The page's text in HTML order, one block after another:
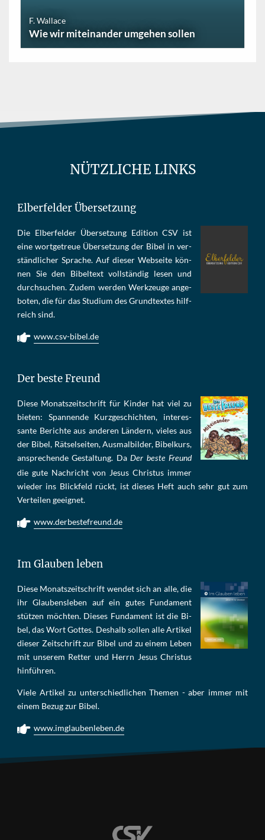
F. Wallace
Wie wir miteinander umgehen sollen
NÜTZLICHE LINKS
Elberfelder Übersetzung
Die Elber­fel­der Über­set­zung Edi­tion CSV ist
eine wort­ge­treue Über­set­zung der Bi­bel in ver­
ständ­li­cher Spra­che. Auf die­ser Web­sei­te kön­
nen Sie den Bi­bel­text voll­stän­dig le­sen und
durch­su­chen. Zu­dem wer­den Werk­zeu­ge an­ge­
bo­ten, die für das Stu­di­um des Grund­tex­tes hilf­
reich sind.
www.csv-bibel.de
Der beste Freund
Die­se Mo­nats­zeit­schrift für Kin­der hat viel zu
bie­ten: Span­nen­de Kurz­ge­schich­ten, in­te­res­
san­te Be­rich­te aus an­de­ren Län­dern, vie­les aus
der Bi­bel, Rät­sel­sei­ten, Aus­mal­bil­der, Bi­bel­kurs,
an­sprech­ende Ge­stal­tung. DaDer beste Freund
die gu­te Nach­richt von Je­sus Chris­tus im­mer
wie­der ins Blick­feld rückt, ist die­ses Heft auch sehr gut zum
Ver­tei­len ge­eig­net.
www.derbestefreund.de
Im Glauben leben
Die­se Mo­nats­zeit­schrift wen­det sich an alle, die
ihr Glau­bens­le­ben auf ein gu­tes Fun­da­ment
stüt­zen möch­ten. Die­ses Fun­da­ment ist die Bi­
bel, das Wort Got­tes. Des­halb sol­len al­le Ar­ti­kel
die­ser Zeit­schrift zur Bi­bel und zu ei­nem Le­ben
mit un­se­rem Ret­ter und Herrn Je­sus Chris­tus
hin­füh­ren.
Viele Artikel zu unterschiedlichen Themen - aber immer mit
einem Bezug zur Bibel.
www.imglaubenleben.de